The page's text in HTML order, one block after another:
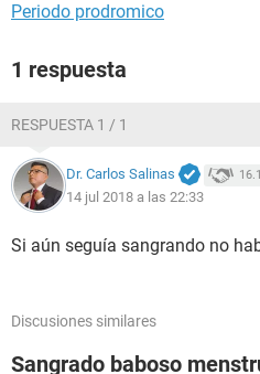
Periodo prodromico
1 respuesta
RESPUESTA 1 / 1
Dr. Carlos Salinas
14 jul 2018 a las 22:33
Si aún seguía sangrando no
Discusiones similares
Sangrado baboso